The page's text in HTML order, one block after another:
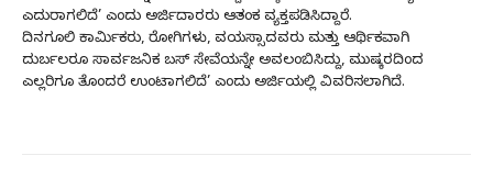
ಎದುರಾಗಲಿದೆ’ ಎಂದು ಅರ್ಜಿದಾರರು ಆತಂಕ ವ್ಯಕ್ತಪಡಿಸಿದ್ದಾರೆ.
ದಿನಗೂಲಿ ಕಾರ್ಮಿಕರು, ರೋಗಿಗಳು, ವಯಸ್ಸಾದವರು ಮತ್ತು ಆರ್ಥಿಕವಾಗಿ
ದುರ್ಬಲರೂ ಸಾರ್ವಜನಿಕ ಬಸ್‌ ಸೇವೆಯನ್ನೇ ಅವಲಂಬಿಸಿದ್ದು, ಮುಷ್ಕರದಿಂದ
ಎಲ್ಲರಿಗೂ ತೊಂದರೆ ಉಂಟಾಗಲಿದೆ’ ಎಂದು ಅರ್ಜಿಯಲ್ಲಿ ವಿವರಿಸಲಾಗಿದೆ.